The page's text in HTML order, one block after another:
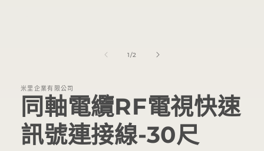
開
啟
多
媒
體
檔
1//2
米里企業有限公司
同軸電纜RF電視快速
訊號連接線-30尺